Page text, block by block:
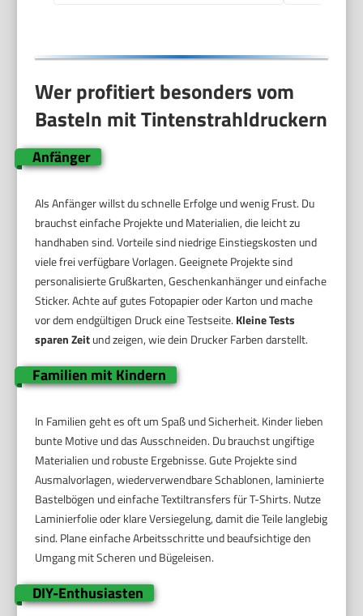
Wer profitiert besonders vom
Basteln mit Tintenstrahldruckern
Anfänger
Als Anfänger willst du schnelle Erfolge und wenig Frust. Du
brauchst einfache Projekte und Materialien, die leicht zu
handhaben sind. Vorteile sind niedrige Einstiegskosten und
viele frei verfügbare Vorlagen. Geeignete Projekte sind
personalisierte Grußkarten, Geschenkanhänger und einfache
Sticker. Achte auf gutes Fotopapier oder Karton und mache
vor dem endgültigen Druck eine Testseite. Kleine Tests
sparen Zeitund zeigen, wie dein Drucker Farben darstellt.
Familien mit Kindern
In Familien geht es oft um Spaß und Sicherheit. Kinder lieben
bunte Motive und das Ausschneiden. Du brauchst ungiftige
Materialien und robuste Ergebnisse. Gute Projekte sind
Ausmalvorlagen, wiederverwendbare Schablonen, laminierte
Bastelbögen und einfache Textiltransfers für T-Shirts. Nutze
Laminierfolie oder klare Versiegelung, damit die Teile langlebig
sind. Plane einfache Arbeitsschritte und beaufsichtige den
Umgang mit Scheren und Bügeleisen.
DIY-Enthusiasten